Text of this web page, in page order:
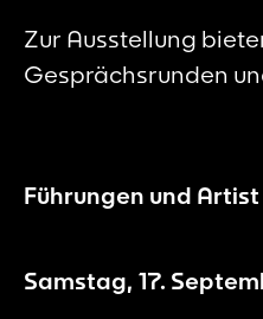
Zur Ausstellung
Gesprächsrunden
Führungen und Artist
Samstag, 17.